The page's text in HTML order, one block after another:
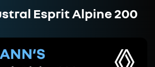
Esprit Alpine 200